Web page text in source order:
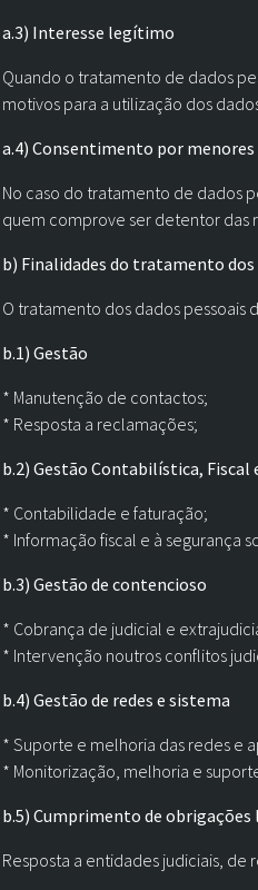
a.3) Interesse legítimo
Quando o tratamento de dados
motivos para a utilização dos
a.4) Consentimento por menores
No caso do tratamento de dados
quem comprove ser detentor das
b) Finalidades do tratamento dos
O tratamento dos dados pessoais
b.1) Gestão
* Manutenção de contactos;
* Resposta a reclamações;
b.2) Gestão Contabilística,
* Contabilidade e faturação;
* Informação fiscal e à segurança
b.3) Gestão de contencioso
* Cobrança de judicial e
* Intervenção noutros conflitos
b.4) Gestão de redes e sistema
* Suporte e melhoria das redes e
* Monitorização, melhoria e
b.5) Cumprimento de obrigações
Resposta a entidades judiciais, de